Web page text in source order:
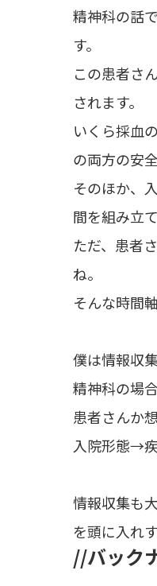
精神科の話
す。
この患者さ
されます。
いくら採血
の両方の安
そのほか、
間を組み立
ただ、患者
ね。
そんな時間
僕は情報収
精神科の場
患者さんか
入院形態→
情報収集も
を頭に入れ
//バック